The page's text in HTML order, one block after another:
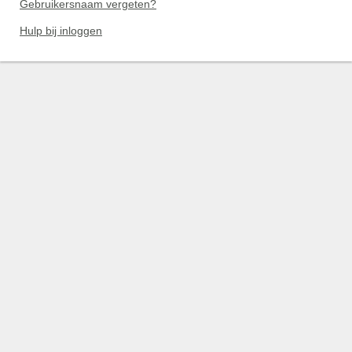
Gebruikersnaam vergeten?
Hulp bij inloggen